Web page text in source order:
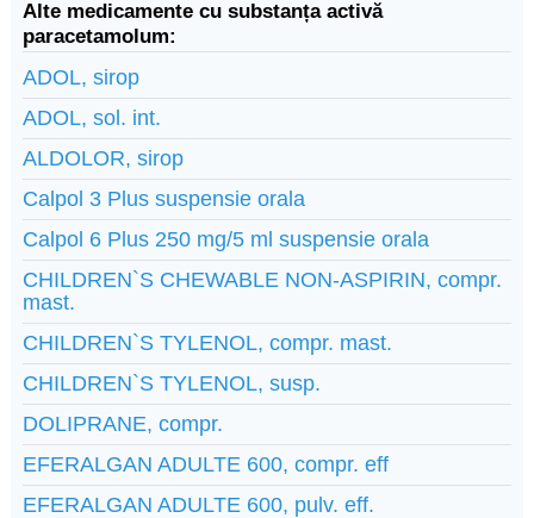
Alte medicamente cu substanța activă
paracetamolum:
ADOL, sirop
ADOL, sol. int.
ALDOLOR, sirop
Calpol 3 Plus suspensie orala
Calpol 6 Plus 250 mg/5 ml suspensie orala
CHILDREN`S CHEWABLE NON-ASPIRIN, compr.
mast.
CHILDREN`S TYLENOL, compr. mast.
CHILDREN`S TYLENOL, susp.
DOLIPRANE, compr.
EFERALGAN ADULTE 600, compr. eff
EFERALGAN ADULTE 600, pulv. eff.